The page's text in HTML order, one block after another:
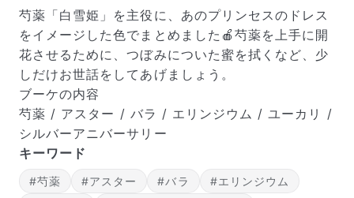
出荷前に水揚げ（花が水を吸いやすくなる処理）を施
し、専用ボックスに丁寧に梱包してお届けしています。
きゅっとまとめられて一見窮屈そうに見えますが、輸送
中の衝撃による折れや擦れを軽減する効果があります。
芍薬「白雪姫」を主役に、あのプリンセスのドレス
をイメージした色でまとめました🍎芍薬を上手に開
花させるために、つぼみについた蜜を拭くなど、少
しだけお世話をしてあげましょう。
ブーケの内容
芍薬 / アスター / バラ / エリンジウム / ユーカリ /
シルバーアニバーサリー
キーワード
#芍薬 #アスター #バラ
#エリンジウム